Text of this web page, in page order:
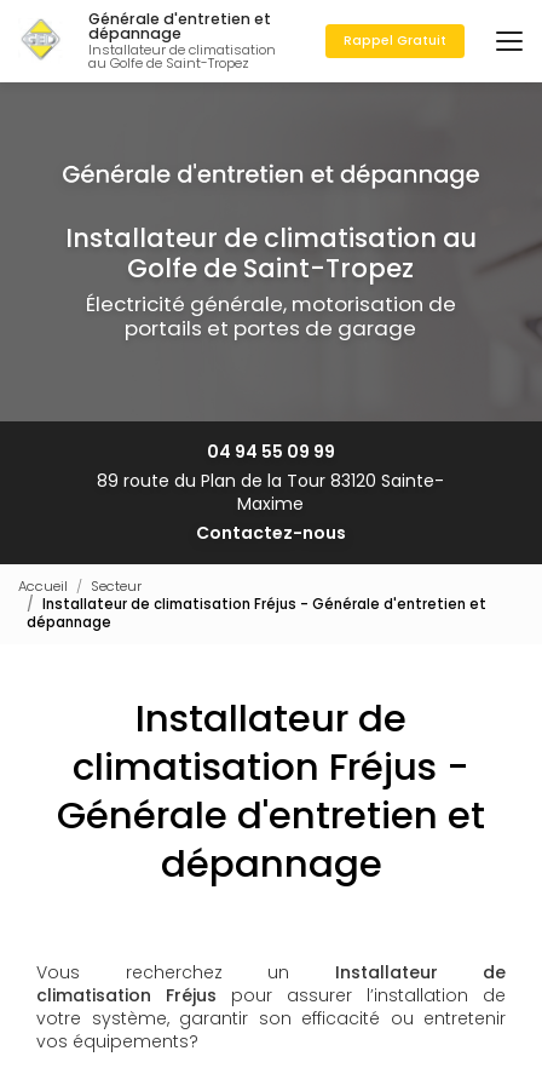
au
contenu
principal
Générale d'entretien et
dépannage
Installateur de climatisation
au Golfe de Saint-Tropez
Rappel Gratuit
Installateur de climatisation au
Golfe de Saint-Tropez
Électricité générale, motorisation de
portails et portes de garage
04 94 55 09 99
89 route du Plan de la Tour 83120 Sainte-
Maxime
Contactez-nous
Accueil
Secteur
Installateur de climatisation Fréjus - Générale d'entretien et
dépannage
Installateur de
climatisation Fréjus -
Générale d'entretien et
dépannage
Vous recherchez un Installateur de
climatisation
Fréjus pour assurer l’installation de
votre système, garantir son efficacité ou entretenir
vos équipements?